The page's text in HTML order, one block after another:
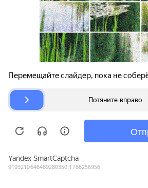
Для автокомпаний
Авторазборки Карта
© bibinet.ru - система поиска
Copyright 2010-2026 Все